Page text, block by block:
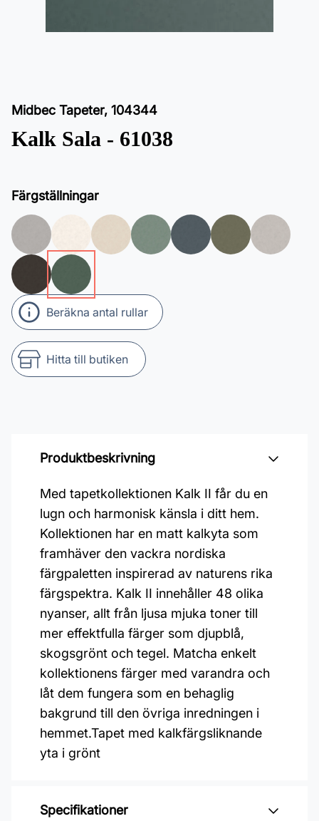
Midbec Tapeter, 104344
Kalk Sala - 61038
Färgställningar
Beräkna antal rullar
Hitta till butiken
Produktbeskrivning
Med tapetkollektionen Kalk II får du en
lugn och harmonisk känsla i ditt hem.
Kollektionen har en matt kalkyta som
framhäver den vackra nordiska
färgpaletten inspirerad av naturens rika
färgspektra. Kalk II innehåller 48 olika
nyanser, allt från ljusa mjuka toner till
mer effektfulla färger som djupblå,
skogsgrönt och tegel. Matcha enkelt
kollektionens färger med varandra och
låt dem fungera som en behaglig
bakgrund till den övriga inredningen i
hemmet.Tapet med kalkfärgsliknande
yta i grönt
Specifikationer